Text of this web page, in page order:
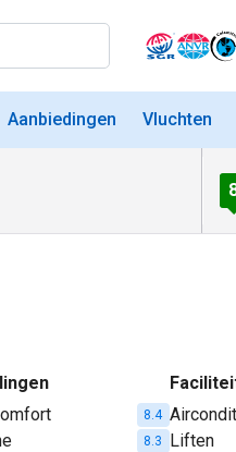
Aanbiedingen Vluchten
8.4
8.3
Liften